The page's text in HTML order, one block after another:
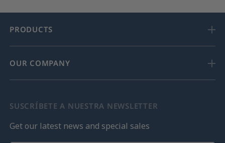
PRODUCTS
OUR COMPANY
SUSCRÍBETE A NUESTRA NEWSLETTER
Get our latest news and special sales